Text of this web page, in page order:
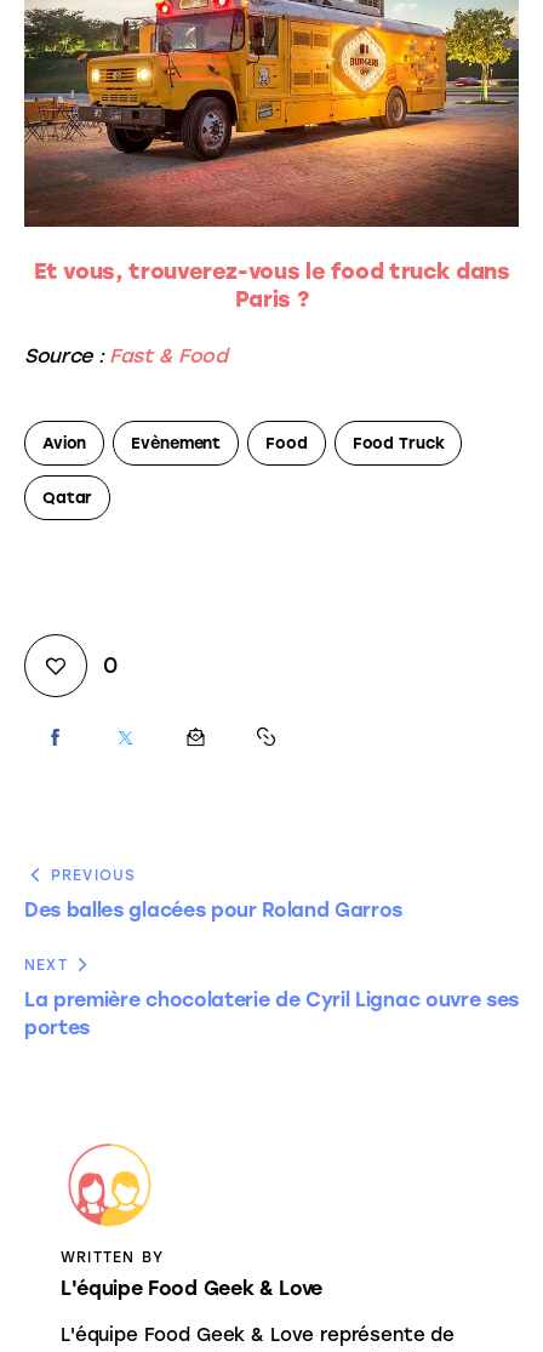
Et vous, trouverez-vous le food truck dans
Paris ?
Source : Fast & Food
Avion Evènement Food Food Truck
Qatar
0
PREVIOUS
Des balles glacées pour Roland Garros
NEXT
La première chocolaterie de Cyril Lignac ouvre ses
portes
WRITTEN BY
L'équipe Food Geek & Love
L'équipe Food Geek & Love représente de